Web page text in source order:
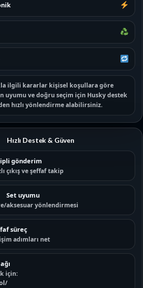
ilgili kararlar kişisel koşullara göre
uyumu ve doğru seçim için Husky destek
hızlı yönlendirme alabilirsiniz.
Hızlı Destek & Güven
gönderim
çıkış ve şeffaf takip
Set uyumu
aksesuar yönlendirmesi
süreç
adımları net
için: